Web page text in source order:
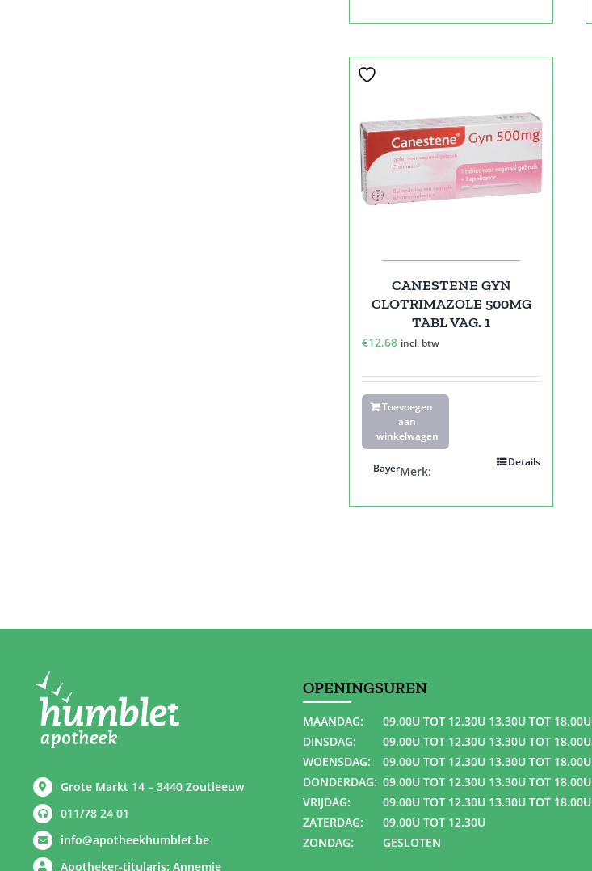
CANESTENE GYN
CLOTRIMAZOLE 500MG
TABL VAG. 1
€12,68 incl. btw
Toevoegen
aan
winkelwagen
Details
Merk:
Bayer
Grote Markt 14 – 3440 Zoutleeuw
011/78 24 01
info@apotheekhumblet.be
Apotheker-titularis: Annemie
OPENINGSUREN
MAANDAG:
09.00U TOT 12.30U 13.30U TOT 18.00U
DINSDAG:
09.00U TOT 12.30U 13.30U TOT 18.00U
WOENSDAG:
09.00U TOT 12.30U 13.30U TOT 18.00U
DONDERDAG: 09.00U TOT 12.30U 13.30U TOT 18.00U
VRIJDAG:
09.00U TOT 12.30U 13.30U TOT 18.00U
ZATERDAG:
09.00U TOT 12.30U
ZONDAG:
GESLOTEN